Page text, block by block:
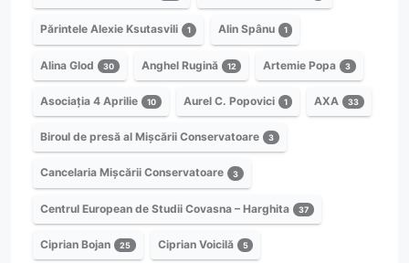
Părintele Alexie Ksutasvili 1 Alin Spânu 1
Alina Glod 30 Anghel Rugină 12 Artemie Popa 3
Asociația 4 Aprilie 10 Aurel C. Popovici 1 AXA 33
Biroul de presă al Mișcării Conservatoare 3
Cancelaria Mișcării Conservatoare 3
Centrul European de Studii Covasna – Harghita 37
Ciprian Bojan 25 Ciprian Voicilă 5